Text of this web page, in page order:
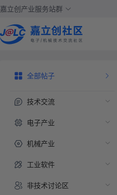
嘉立创产业服务站群
全部帖子
技术交流
电子产业
机械产业
工业软件
非技术讨论区